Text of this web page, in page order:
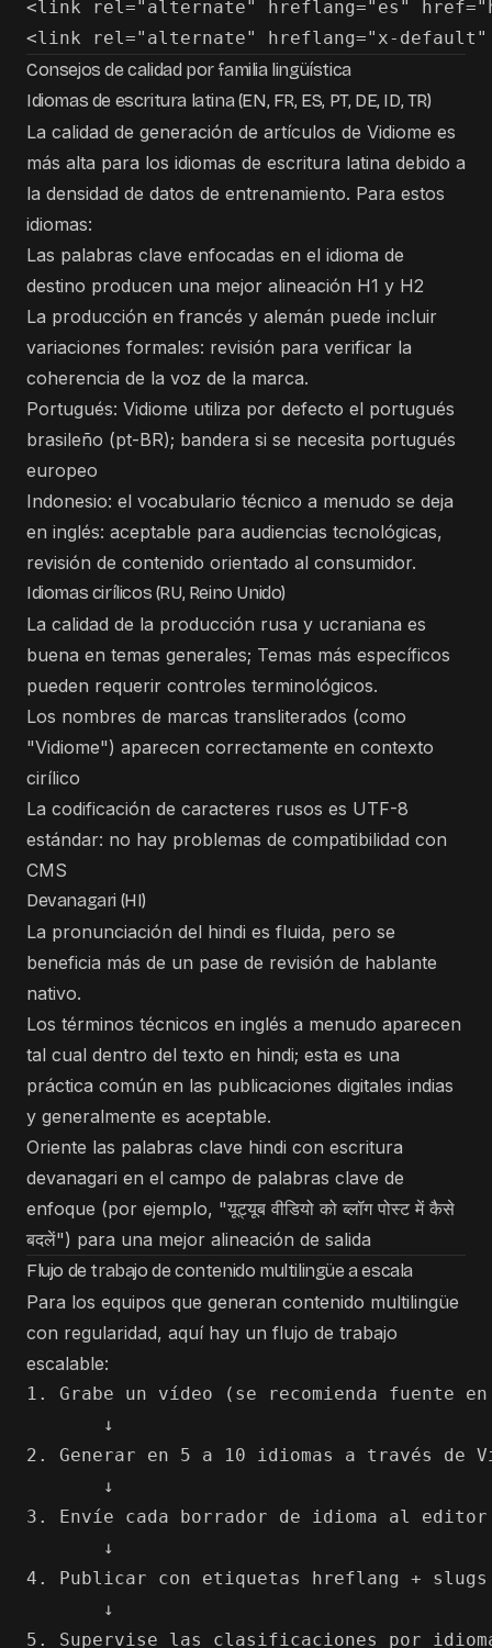
<link rel="alternate" hreflang="es"
Consejos de calidad por familia lingüística
Idiomas de escritura latina (EN, FR, ES, PT, DE, ID, TR)
La calidad de generación de artículos de Vidiome es
más alta para los idiomas de escritura latina debido a
la densidad de datos de entrenamiento. Para estos
idiomas:
Las palabras clave enfocadas en el idioma de
destino producen una mejor alineación H1 y H2
La producción en francés y alemán puede incluir
variaciones formales: revisión para verificar la
coherencia de la voz de la marca.
Portugués: Vidiome utiliza por defecto el portugués
brasileño (pt-BR); bandera si se necesita portugués
europeo
Indonesio: el vocabulario técnico a menudo se deja
en inglés: aceptable para audiencias tecnológicas,
revisión de contenido orientado al consumidor.
Idiomas cirílicos (RU, Reino Unido)
La calidad de la producción rusa y ucraniana es
buena en temas generales; Temas más específicos
pueden requerir controles terminológicos.
Los nombres de marcas transliterados (como
"Vidiome") aparecen correctamente en contexto
cirílico
La codificación de caracteres rusos es UTF-8
estándar: no hay problemas de compatibilidad con
CMS
Devanagari (HI)
La pronunciación del hindi es fluida, pero se
beneficia más de un pase de revisión de hablante
nativo.
Los términos técnicos en inglés a menudo aparecen
tal cual dentro del texto en hindi; esta es una
práctica común en las publicaciones digitales indias
y generalmente es aceptable.
Oriente las palabras clave hindi con escritura
devanagari en el campo de palabras clave de
enfoque (por ejemplo, "यूट्यूब वीडियो को ब्लॉग पोस्ट में कैसे
बदलें") para una mejor alineación de salida
Flujo de trabajo de contenido multilingüe a escala
Para los equipos que generan contenido multilingüe
con regularidad, aquí hay un flujo de trabajo
escalable:
1. Grabe un vídeo (se recomienda fuente
       ↓
2. Generar en 5 a 10 idiomas a través de
       ↓
3. Envíe cada borrador de idioma al
       ↓
4. Publicar con etiquetas hreflang +
       ↓